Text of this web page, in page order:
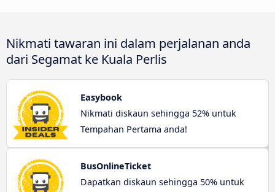
Nikmati tawaran ini dalam perjalanan anda
dari Segamat ke Kuala Perlis
Easybook
Nikmati diskaun sehingga 52% untuk
Tempahan Pertama anda!
BusOnlineTicket
Dapatkan diskaun sehingga 50% untuk